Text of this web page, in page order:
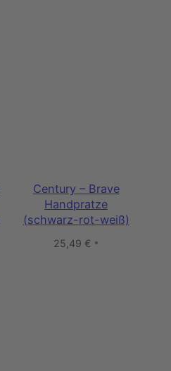
Century – Brave
Handpratze
(schwarz-rot-weiß)
25,49 € *